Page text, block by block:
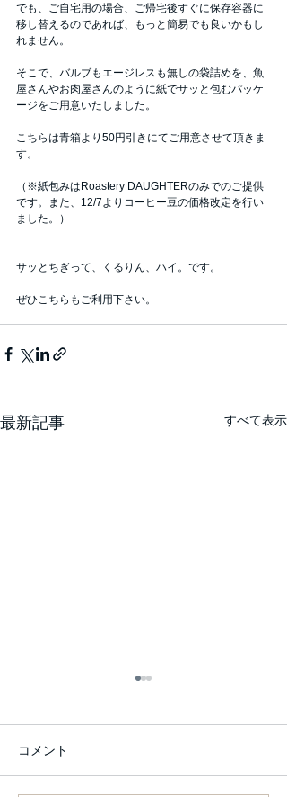
でも、ご自宅用の場合、ご帰宅後すぐに保存容器に
移し替えるのであれば、もっと簡易でも良いかもし
れません。
そこで、バルブもエージレスも無しの袋詰めを、魚
屋さんやお肉屋さんのように紙でサッと包むパッケ
ージをご用意いたしました。
こちらは青箱より50円引きにてご用意させて頂きま
す。
（※紙包みはRoastery DAUGHTERのみでのご提供
です。また、12/7よりコーヒー豆の価格改定を行い
ました。）
サッとちぎって、くるりん、ハイ。です。
ぜひこちらもご利用下さい。
最新記事 すべて表示
コメント